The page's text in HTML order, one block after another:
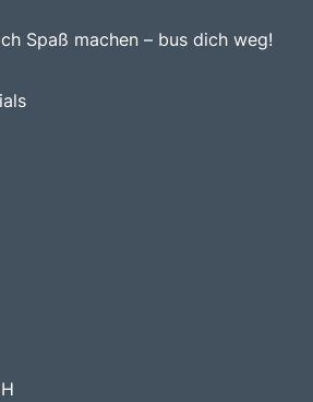
Spaß machen – bus dich weg!